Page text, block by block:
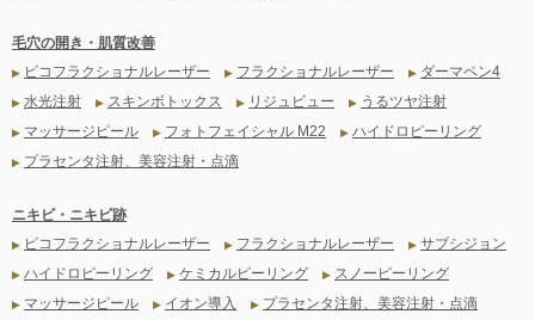
毛穴の開き・肌質改善
▶ ピコフラクショナルレーザー ▶ フラクショナルレーザー ▶ ダーマペン4
▶ 水光注射 ▶ スキンボトックス ▶ リジュビュー ▶ うるツヤ注射
▶ マッサージピール ▶ フォトフェイシャル M22 ▶ ハイドロピーリング
▶ プラセンタ注射、美容注射・点滴
ニキビ・ニキビ跡
▶ ピコフラクショナルレーザー ▶ フラクショナルレーザー ▶ サブシジョン
▶ ハイドロピーリング ▶ ケミカルピーリング ▶ スノーピーリング
▶ マッサージピール ▶ イオン導入 ▶ プラセンタ注射、美容注射・点滴